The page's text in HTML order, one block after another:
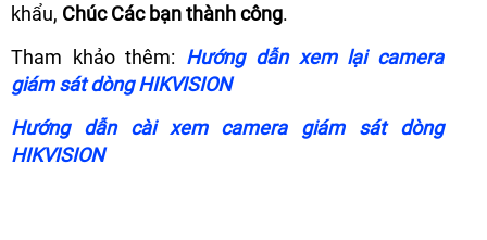
khẩu, Chúc Các bạn thành công.
Tham khảo thêm: Hướng dẫn xem lại camera
giám sát dòng HIKVISION
Hướng dẫn cài xem camera giám sát dòng
HIKVISION